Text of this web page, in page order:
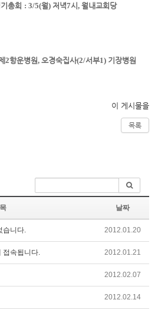
총회 : 3/5(월) 저녁7시 , 월내교회당
2항운병원, 오경숙집사(2/서부1) 기장병원
이 게시물을
목록
날짜
습니다. 2012.01.20
접속됩니다. 2012.01.21
2012.02.07
2012.02.14